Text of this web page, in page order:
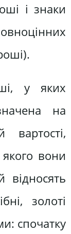
і знаки
у яких
на
вартості,
якого вони
відносять
золоті
спочатку